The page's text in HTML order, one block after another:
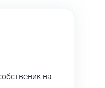
на